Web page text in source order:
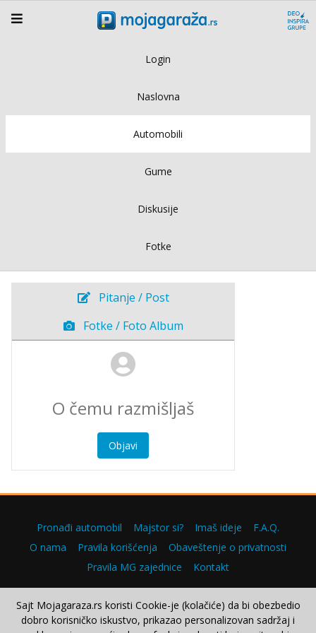
Login
Naslovna
Automobili
Gume
Diskusije
Fotke
Pitanje / Post
Fotke / Foto Album
Objavi
Pronađi automobil Majstor si? Imaš ideje
F.A.Q.
O nama
Pravila korišćenja
Obaveštenje o privatnosti
Pravila MG zajednice
Kontakt
Copyright © 2000–2026.
Sajt Mojagaraza.rs koristi Cookie-je (kolačiće) da bi obezbedio
dobro korisničko iskustvo, prikazao personalizovan sadržaj i